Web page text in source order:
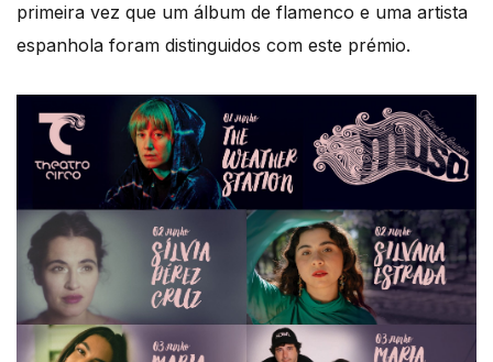
primeira vez que um álbum de flamenco e uma artista
espanhola foram distinguidos com este prémio.